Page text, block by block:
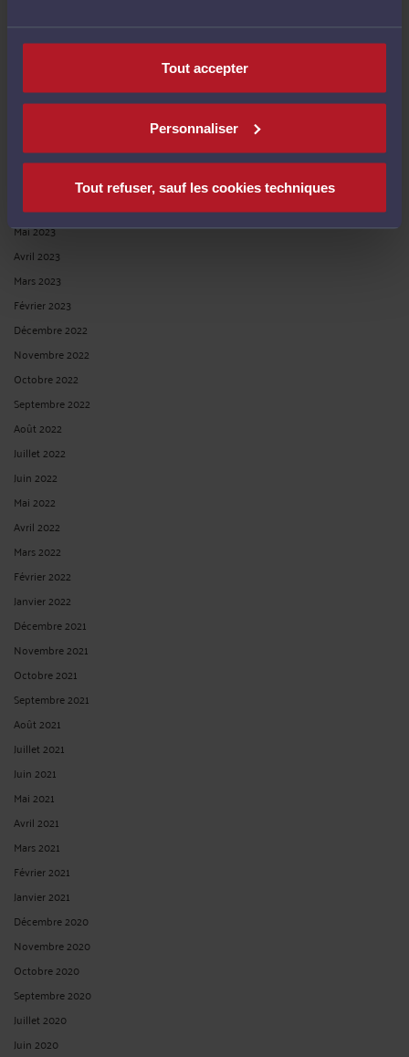
Tout accepter
Personnaliser
Tout refuser, sauf les cookies techniques
Mars 2024
Décembre 2023
Octobre 2023
Septembre 2023
Mai 2023
Avril 2023
Mars 2023
Février 2023
Décembre 2022
Novembre 2022
Octobre 2022
Septembre 2022
Août 2022
Juillet 2022
Juin 2022
Mai 2022
Avril 2022
Mars 2022
Février 2022
Janvier 2022
Décembre 2021
Novembre 2021
Octobre 2021
Septembre 2021
Août 2021
Juillet 2021
Juin 2021
Mai 2021
Avril 2021
Mars 2021
Février 2021
Janvier 2021
Décembre 2020
Novembre 2020
Octobre 2020
Septembre 2020
Juillet 2020
Juin 2020